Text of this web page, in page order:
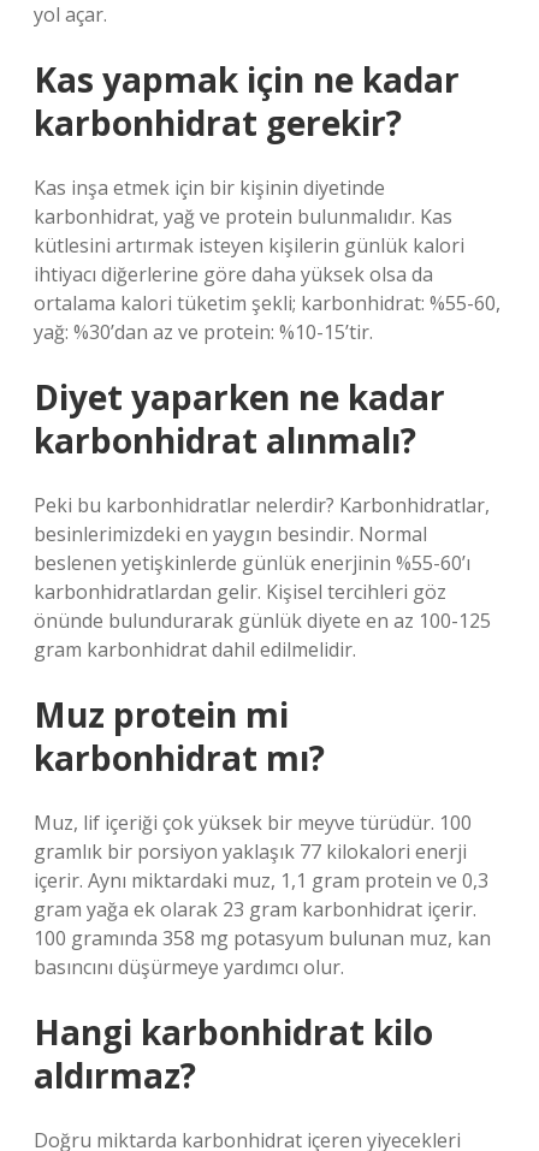
yol açar.
Kas yapmak için ne kadar
karbonhidrat gerekir?
Kas inşa etmek için bir kişinin diyetinde
karbonhidrat, yağ ve protein bulunmalıdır. Kas
kütlesini artırmak isteyen kişilerin günlük kalori
ihtiyacı diğerlerine göre daha yüksek olsa da
ortalama kalori tüketim şekli; karbonhidrat: %55-60,
yağ: %30’dan az ve protein: %10-15’tir.
Diyet yaparken ne kadar
karbonhidrat alınmalı?
Peki bu karbonhidratlar nelerdir? Karbonhidratlar,
besinlerimizdeki en yaygın besindir. Normal
beslenen yetişkinlerde günlük enerjinin %55-60’ı
karbonhidratlardan gelir. Kişisel tercihleri ​​göz
önünde bulundurarak günlük diyete en az 100-125
gram karbonhidrat dahil edilmelidir.
Muz protein mi
karbonhidrat mı?
Muz, lif içeriği çok yüksek bir meyve türüdür. 100
gramlık bir porsiyon yaklaşık 77 kilokalori enerji
içerir. Aynı miktardaki muz, 1,1 gram protein ve 0,3
gram yağa ek olarak 23 gram karbonhidrat içerir.
100 gramında 358 mg potasyum bulunan muz, kan
basıncını düşürmeye yardımcı olur.
Hangi karbonhidrat kilo
aldırmaz?
Doğru miktarda karbonhidrat içeren yiyecekleri